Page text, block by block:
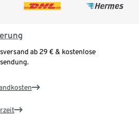
ab 29 € & kostenlose